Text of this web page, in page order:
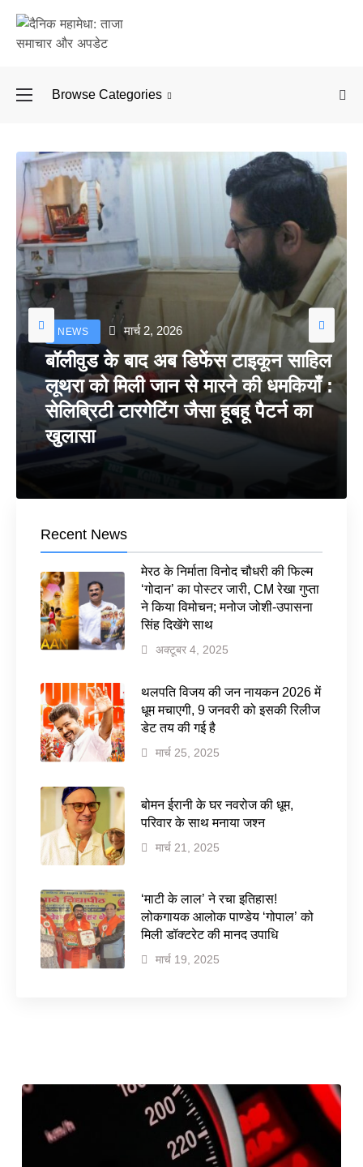
Browse Categories
NEWS मार्च 2, 2026
बॉलीवुड के बाद अब डिफेंस टाइकून साहिल
लूथरा को मिली जान से मारने की धमकियाँ :
सेलिब्रिटी टारगेटिंग जैसा हूबहू पैटर्न का
खुलासा
Recent News
मेरठ के निर्माता विनोद चौधरी की फिल्म
‘गोदान’ का पोस्टर जारी, CM रेखा गुप्ता
ने किया विमोचन; मनोज जोशी-उपासना
सिंह दिखेंगे साथ
अक्टूबर 4, 2025
थलपति विजय की जन नायकन 2026 में
धूम मचाएगी, 9 जनवरी को इसकी रिलीज
डेट तय की गई है
मार्च 25, 2025
बोमन ईरानी के घर नवरोज की धूम,
परिवार के साथ मनाया जश्न
मार्च 21, 2025
‘माटी के लाल’ ने रचा इतिहास!
लोकगायक आलोक पाण्डेय ‘गोपाल’ को
मिली डॉक्टरेट की मानद उपाधि
मार्च 19, 2025